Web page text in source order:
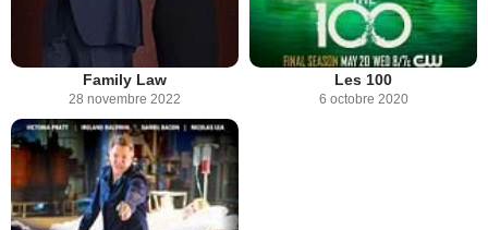
Family Law
28 novembre 2022
Les 100
6 octobre 2020